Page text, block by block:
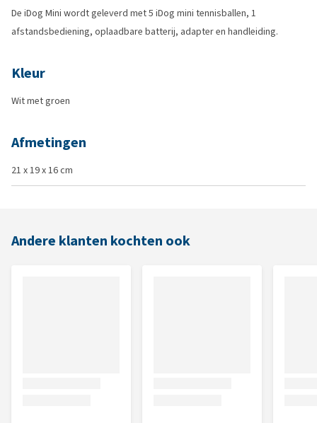
De iDog Mini wordt geleverd met 5 iDog mini tennisballen, 1
afstandsbediening, oplaadbare batterij, adapter en handleiding.
Kleur
Wit met groen
Afmetingen
21 x 19 x 16 cm
Andere klanten kochten ook